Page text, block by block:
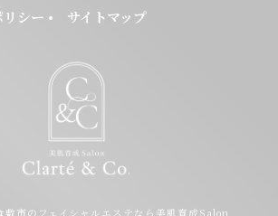
シー サイトマップ
市のフェイシャルエステなら美肌育成Salon